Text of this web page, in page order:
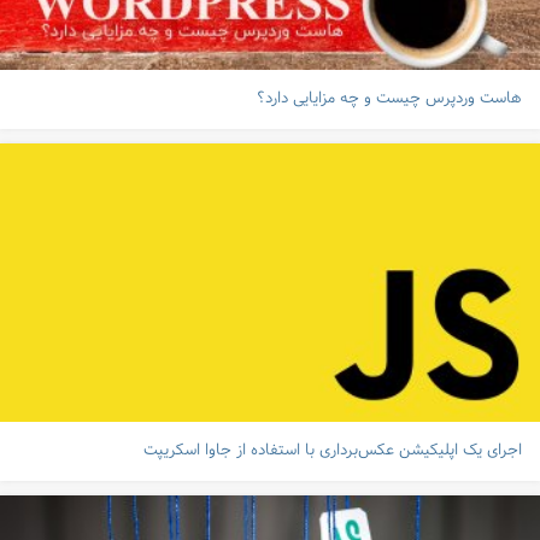
هاست وردپرس چیست و چه مزایایی دارد؟
اجرای یک اپلیکیشن عکس‌برداری با استفاده از جاوا اسکریپت